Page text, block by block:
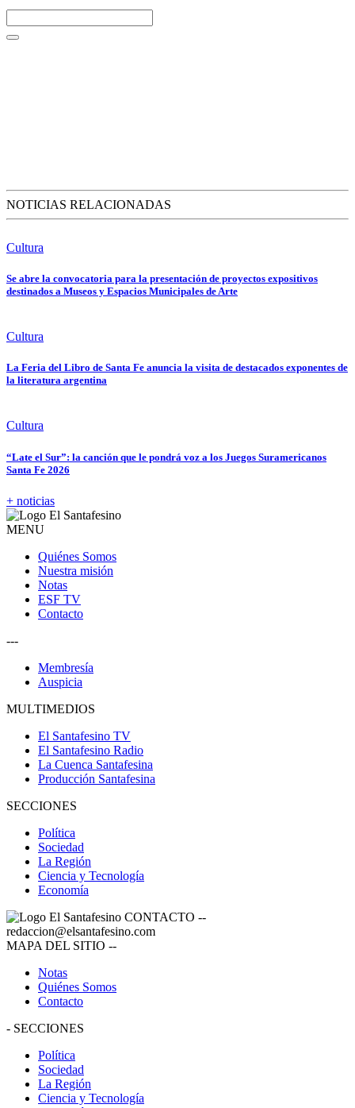
NOTICIAS RELACIONADAS
Cultura
Se abre la convocatoria para la presentación de proyectos expositivos
destinados a Museos y Espacios Municipales de Arte
Cultura
La Feria del Libro de Santa Fe anuncia la visita de destacados exponentes de
la literatura argentina
Cultura
“Late el Sur”: la canción que le pondrá voz a los Juegos Suramericanos
Santa Fe 2026
+ noticias
MENU
Quiénes Somos
Nuestra misión
Notas
ESF TV
Contacto
---
Membresía
Auspicia
MULTIMEDIOS
El Santafesino TV
El Santafesino Radio
La Cuenca Santafesina
Producción Santafesina
SECCIONES
Política
Sociedad
La Región
Ciencia y Tecnología
Economía
CONTACTO --
redaccion@elsantafesino.com
MAPA DEL SITIO --
Notas
Quiénes Somos
Contacto
- SECCIONES
Política
Sociedad
La Región
Ciencia y Tecnología